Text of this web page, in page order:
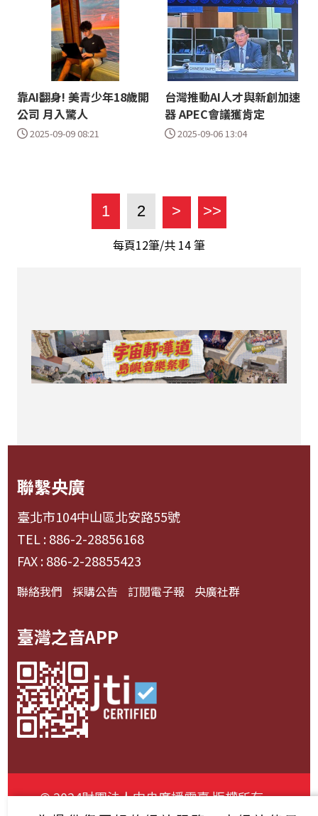
靠AI翻身! 美青少年18歲開
公司 月入驚人
2025-09-09 08:21
台灣推動AI人才與新創加速
器 APEC會議獲肯定
2025-09-06 13:04
1 2 > >>
每頁12筆/共 14筆
聯繫央廣
臺北市104中山區北安路55號
TEL : 886-2-28856168
FAX : 886-2-28855423
聯絡我們 採購公告 訂閱電子報 央廣社群
臺灣之音APP
© 2024財團法人中央廣播電臺 版權所有